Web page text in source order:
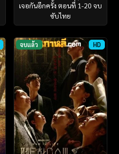
เจอกันอีกครั้ง ตอนที่ 1-20 จบ
ซับไทย
จบแล้ว HD